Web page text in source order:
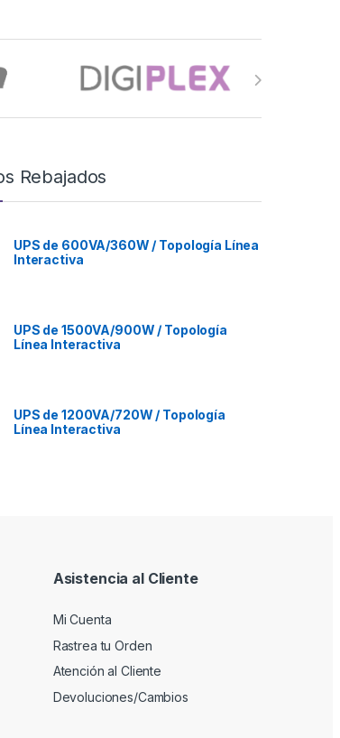
Rebajados
UPS de 600VA/360W / Topología Línea
Interactiva
UPS de 1500VA/900W / Topología
Línea Interactiva
UPS de 1200VA/720W / Topología
Línea Interactiva
Asistencia al Cliente
Mi Cuenta
Rastrea tu Orden
Atención al Cliente
Devoluciones/Cambios